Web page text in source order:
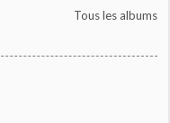
Tous les albums